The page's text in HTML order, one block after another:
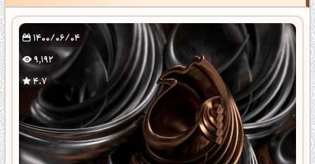
1400/06/04
9,192
4.7